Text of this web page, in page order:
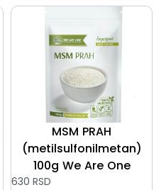
MSM PRAH
(metilsulfonilmetan)
100g We Are One
630 RSD